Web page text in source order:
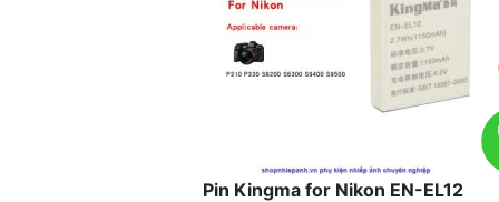
Pin Kingma for Nikon EN-EL12